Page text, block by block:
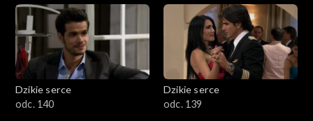
Dzikie serce
odc. 140
Dzikie serce
odc. 139